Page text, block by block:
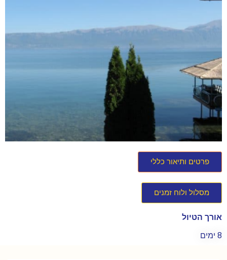
פרטים ותיאור כללי
מסלול ולוח זמנים
אורך הטיול
8 ימים